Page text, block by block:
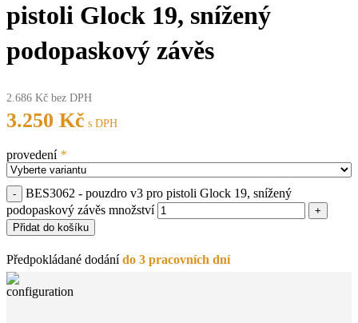
pistoli Glock 19, snížený
podopaskový závěs
2.686 Kč bez DPH
3.250 Kč s DPH
provedení *
BES3062 - pouzdro v3 pro pistoli Glock 19, snížený
podopaskový závěs množství
Přidat do košíku
Předpokládané dodánído 3 pracovních dní